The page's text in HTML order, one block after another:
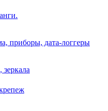
приборы, дата-логгеры
зеркала